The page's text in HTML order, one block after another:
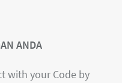
ANDA
with your Code by